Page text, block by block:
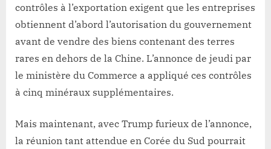
contrôles à l’exportation exigent que les entreprises
obtiennent d’abord l’autorisation du gouvernement
avant de vendre des biens contenant des terres
rares en dehors de la Chine. L’annonce de jeudi par
le ministère du Commerce a appliqué ces contrôles
à cinq minéraux supplémentaires.
Mais maintenant, avec Trump furieux de l’annonce,
la réunion tant attendue en Corée du Sud pourrait